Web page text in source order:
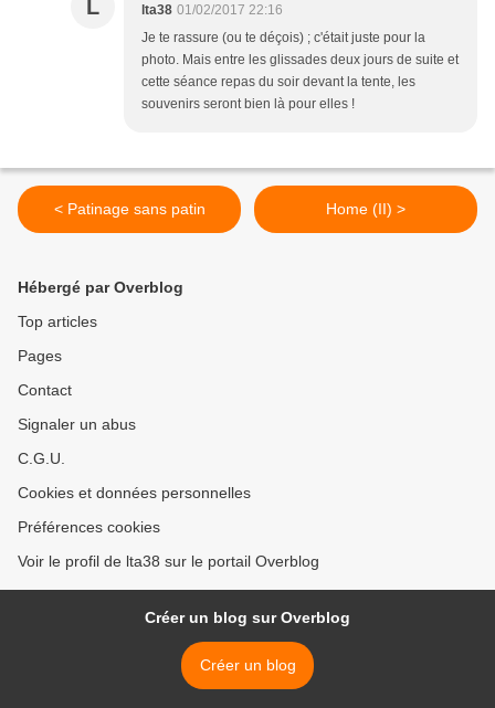
L lta38 01/02/2017 22:16
Je te rassure (ou te déçois) ; c'était juste pour la
photo. Mais entre les glissades deux jours de suite et
cette séance repas du soir devant la tente, les
souvenirs seront bien là pour elles !
< Patinage sans patin Home (II) >
Hébergé par Overblog
Top articles
Pages
Contact
Signaler un abus
C.G.U.
Cookies et données personnelles
Préférences cookies
Voir le profil de lta38 sur le portail Overblog
Créer un blog sur Overblog
Créer un blog